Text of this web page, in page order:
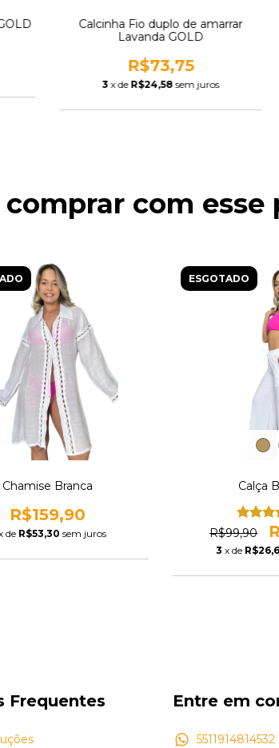
Calcinha Fio duplo de amarrar
Lavanda GOLD
R$73,75
3 x de R$24,58 sem juros
comprar com
Chamise Branca
R$159,90
de R$53,30 sem juros
ESGOTADO
Calça
R$99,90
3 x de
Frequentes Entre em
5511914814532